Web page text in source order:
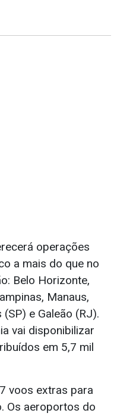
operações
a mais do que no
Belo Horizonte,
Manaus,
e Galeão (RJ).
vai disponibilizar
em 5,7 mil
voos extras para
Os aeroportos do